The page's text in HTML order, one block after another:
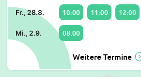
Fr., 28.8. 10:00 11:00 12:00
Mi., 2.9. 08:00
Weitere Termine